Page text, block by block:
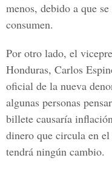
menos, debido a que
consumen.
Por otro lado, el
Honduras, Carlos
oficial de la nueva
algunas personas
billete causaría
dinero que circula en
tendrá ningún cambio.